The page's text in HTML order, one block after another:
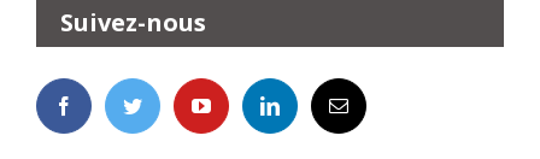
Suivez-nous